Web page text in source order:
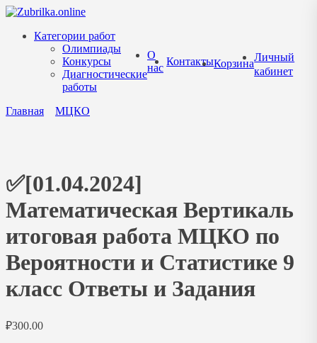
Перейти
содержанию
Категории работ
Олимпиады
Конкурсы
Диагностические
работы
О
нас
КонтактыКорзина
Личный
кабинет
Главная МЦКО
✅[01.04.2024]
Математическая Вертикаль
итоговая работа МЦКО по
Вероятности и Статистике 9
класс Ответы и Задания
₽300.00